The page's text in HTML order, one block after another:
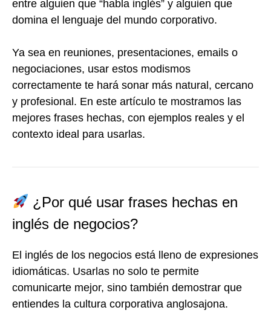
entre alguien que “habla inglés” y alguien que
domina el lenguaje del mundo corporativo.
Ya sea en reuniones, presentaciones, emails o
negociaciones, usar estos modismos
correctamente te hará sonar más natural, cercano
y profesional. En este artículo te mostramos las
mejores frases hechas, con ejemplos reales y el
contexto ideal para usarlas.
¿Por qué usar frases hechas en
inglés de negocios?
El inglés de los negocios está lleno de expresiones
idiomáticas. Usarlas no solo te permite
comunicarte mejor, sino también demostrar que
entiendes la cultura corporativa anglosajona.